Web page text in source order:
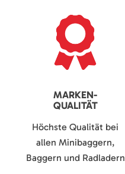
MARKEN-
QUALITÄT
Höchste Qualität bei
allen Minibaggern,
Baggern und Radladern